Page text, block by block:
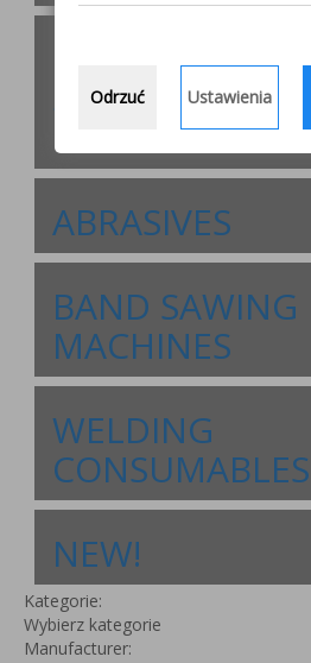
BRAZING AND
SOLDERING
CONSUMABLES
ABRASIVES
BAND SAWING
MACHINES
WELDING
CONSUMABLES
NEW!
Kategorie:
Wybierz kategorie
Manufacturer:
Odrzuć Ustawienia